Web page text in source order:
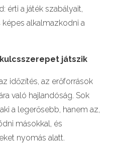
érti a játék szabályait,
alkalmazkodni a
játszik
időzítés, az erőforrások
való hajlandóság. Sok
a legerősebb, hanem az,
másokkal, és
nyomás alatt.